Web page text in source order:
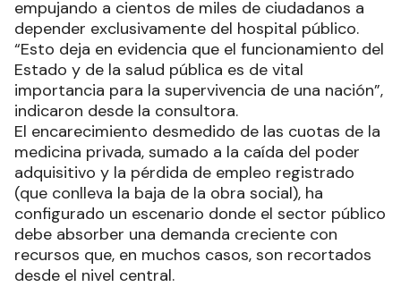
empujando a cientos de miles de ciudadanos a
depender exclusivamente del hospital público.
“Esto deja en evidencia que el funcionamiento del
Estado y de la salud pública es de vital
importancia para la supervivencia de una nación”,
indicaron desde la consultora.
El encarecimiento desmedido de las cuotas de la
medicina privada, sumado a la caída del poder
adquisitivo y la pérdida de empleo registrado
(que conlleva la baja de la obra social), ha
configurado un escenario donde el sector público
debe absorber una demanda creciente con
recursos que, en muchos casos, son recortados
desde el nivel central.